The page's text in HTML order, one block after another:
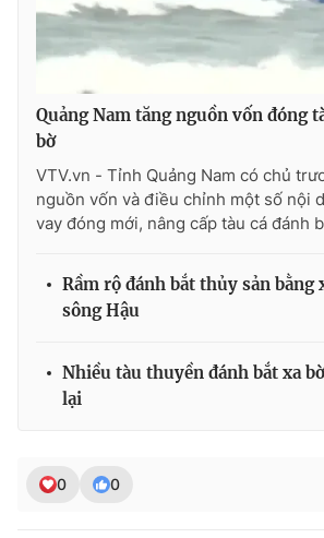
Emagazine Podcast
Video
VTV Money VTV Thể
VTV Sức khoẻ Bất
VTV4
VTV9
Quảng Nam tăng nguồn vốn đóng
bờ
VTV.vn - Tỉnh Quảng Nam có chủ
nguồn vốn và điều chỉnh một số nội
vay đóng mới, nâng cấp tàu cá đánh
Rầm rộ đánh bắt thủy sản bằng
sông Hậu
Nhiều tàu thuyền đánh bắt xa
lại
0 0